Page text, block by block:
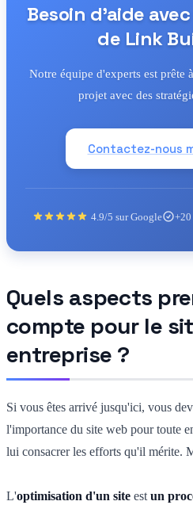
Besoin d'aide
de Link
Notre équipe d'experts est prête
projet avec des
Contactez-nous
4.9/5 sur Google
Quels aspects
compte pour le
entreprise ?
Si vous êtes arrivé jusqu'ici, vous
l'importance du site web pour toute
lui consacrer les efforts qu'il mérite.
L'optimisation d'un site est un